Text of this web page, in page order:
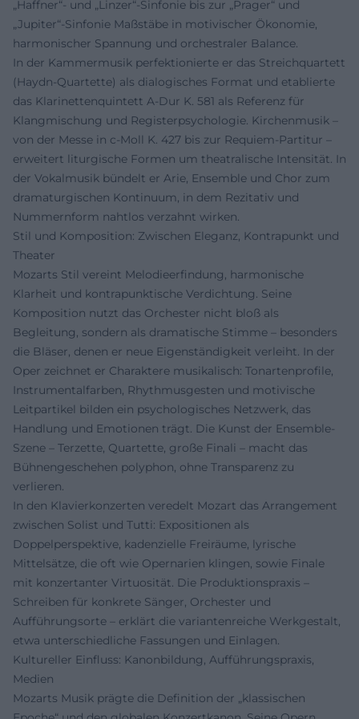
„Haffner“- und „Linzer“-Sinfonie bis zur „Prager“ und
„Jupiter“-Sinfonie Maßstäbe in motivischer Ökonomie,
harmonischer Spannung und orchestraler Balance.
In der Kammermusik perfektionierte er das Streichquartett
(Haydn-Quartette) als dialogisches Format und etablierte
das Klarinettenquintett A-Dur K. 581 als Referenz für
Klangmischung und Registerpsychologie. Kirchenmusik –
von der Messe in c-Moll K. 427 bis zur Requiem-Partitur –
erweitert liturgische Formen um theatralische Intensität. In
der Vokalmusik bündelt er Arie, Ensemble und Chor zum
dramaturgischen Kontinuum, in dem Rezitativ und
Nummernform nahtlos verzahnt wirken.
Stil und Komposition: Zwischen Eleganz, Kontrapunkt und
Theater
Mozarts Stil vereint Melodieerfindung, harmonische
Klarheit und kontrapunktische Verdichtung. Seine
Komposition nutzt das Orchester nicht bloß als
Begleitung, sondern als dramatische Stimme – besonders
die Bläser, denen er neue Eigenständigkeit verleiht. In der
Oper zeichnet er Charaktere musikalisch: Tonartenprofile,
Instrumentalfarben, Rhythmusgesten und motivische
Leitpartikel bilden ein psychologisches Netzwerk, das
Handlung und Emotionen trägt. Die Kunst der Ensemble-
Szene – Terzette, Quartette, große Finali – macht das
Bühnengeschehen polyphon, ohne Transparenz zu
verlieren.
In den Klavierkonzerten veredelt Mozart das Arrangement
zwischen Solist und Tutti: Expositionen als
Doppelperspektive, kadenzielle Freiräume, lyrische
Mittelsätze, die oft wie Opernarien klingen, sowie Finale
mit konzertanter Virtuosität. Die Produktionspraxis –
Schreiben für konkrete Sänger, Orchester und
Aufführungsorte – erklärt die variantenreiche Werkgestalt,
etwa unterschiedliche Fassungen und Einlagen.
Kultureller Einfluss: Kanonbildung, Aufführungspraxis,
Medien
Mozarts Musik prägte die Definition der „klassischen